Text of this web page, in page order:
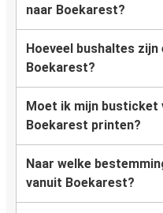
naar Boekarest?
Hoeveel bushaltes
Boekarest?
Moet ik mijn busticket
Boekarest printen?
Naar welke
vanuit Boekarest?